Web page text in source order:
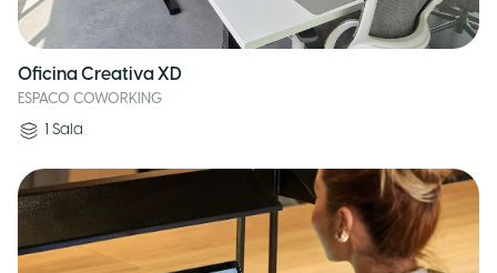
Oficina Creativa XD
ESPACO COWORKING
1 Sala